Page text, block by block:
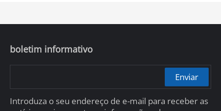
boletim informativo
Enviar
Introduza o seu endereço de e-mail para receber as